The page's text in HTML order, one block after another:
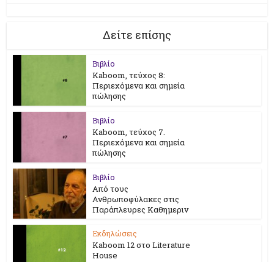
Δείτε επίσης
Βιβλίο
Kaboom, τεύχος 8:
Περιεχόμενα και σημεία
πώλησης
Βιβλίο
Kaboom, τεύχος 7.
Περιεχόμενα και σημεία
πώλησης
Βιβλίο
Από τους
Ανθρωποφύλακες στις
Παράπλευρες Καθημεριν
Εκδηλώσεις
Kaboom 12 στο Literature
House